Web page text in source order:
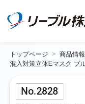
トップページ 商品情報
混入対策立体Eマスク ブ
No.2828